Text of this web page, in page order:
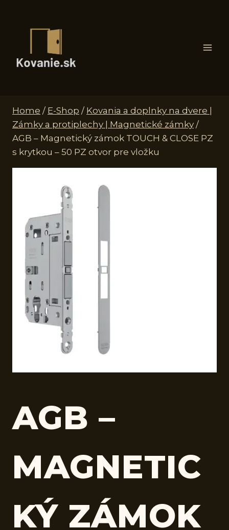
Home / E-Shop / Kovania a doplnky na dvere |
Zámky a protiplechy | Magnetické zámky /
AGB – Magnetický zámok TOUCH & CLOSE PZ
s krytkou – 50 PZ otvor pre vložku
AGB –
MAGNETIC
KÝ ZÁMOK